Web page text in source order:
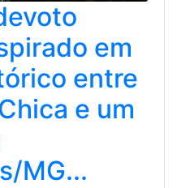
em
entre
e um
MG...